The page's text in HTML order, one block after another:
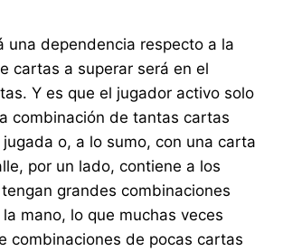
una dependencia respecto a la
cartas a superar será en el
Y es que el jugador activo solo
combinación de tantas cartas
o, a lo sumo, con una carta
por un lado, contiene a los
grandes combinaciones
mano, lo que muchas veces
combinaciones de pocas cartas